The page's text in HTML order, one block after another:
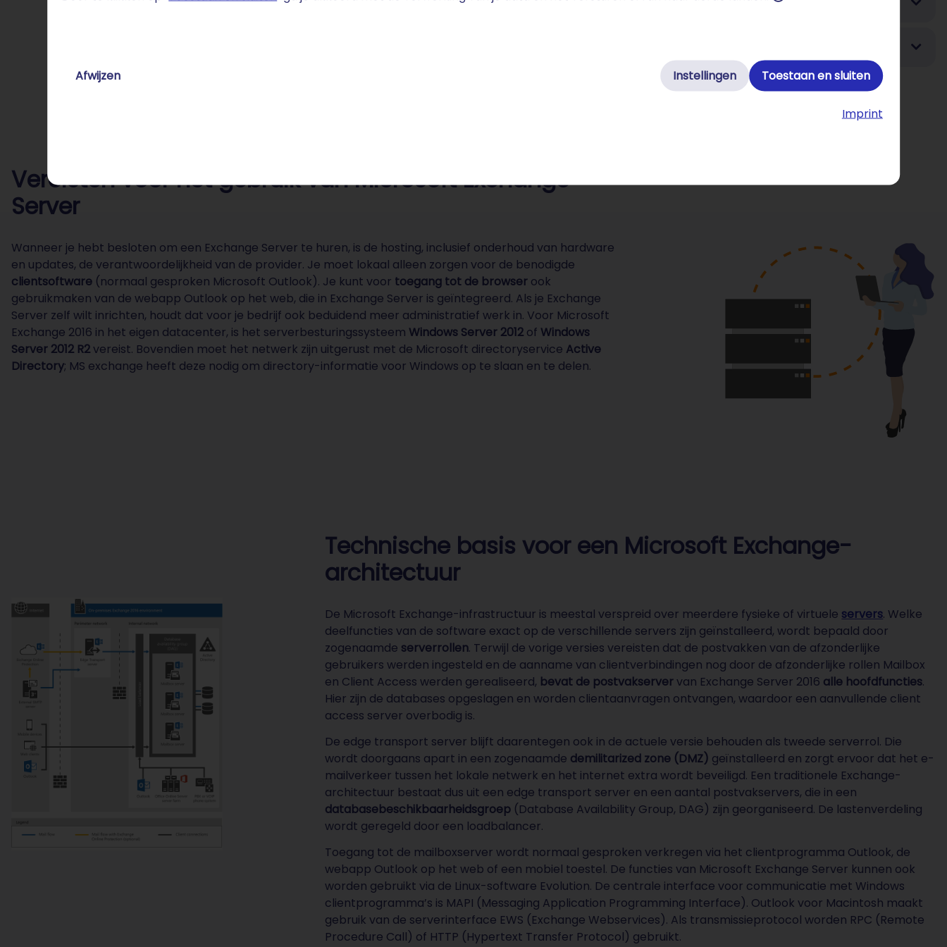
Afwijzen Instellingen Toestaan en sluiten
Imprint
Vereisten voor het gebruik van Microsoft Exchange
Server
Wanneer je hebt besloten om een Exchange Server te huren, is de hosting, inclusief onderhoud van hardware
en updates, de verantwoordelijkheid van de provider. Je moet lokaal alleen zorgen voor de benodigde
clientsoftware (normaal gesproken Microsoft Outlook). Je kunt voor toegang tot de browser ook
gebruikmaken van de webapp Outlook op het web, die in Exchange Server is geïntegreerd. Als je Exchange
Server zelf wilt inrichten, houdt dat voor je bedrijf ook beduidend meer administratief werk in. Voor Microsoft
Exchange 2016 in het eigen datacenter, is het serverbesturingssysteem Windows Server 2012 of Windows
Server 2012 R2vereist. Bovendien moet het netwerk zijn uitgerust met de Microsoft directoryservice Active
Directory; MS exchange heeft deze nodig om directory-informatie voor Windows op te slaan en te delen.
Technische basis voor een Microsoft Exchange-
architectuur
De Microsoft Exchange-infrastructuur is meestal verspreid over meerdere fysieke of virtuele servers. Welke
deelfuncties van de software exact op de verschillende servers zijn geïnstalleerd, wordt bepaald door
zogenaamde serverrollen. Terwijl de vorige versies vereisten dat de postvakken van de afzonderlijke
gebruikers werden ingesteld en de aanname van clientverbindingen nog door de afzonderlijke rollen Mailbox
en Client Access werden gerealiseerd, bevat de postvakservervan Exchange Server 2016 alle hoofdfuncties.
Hier zijn de databases opgeslagen en worden clientaanvragen ontvangen, waardoor een aanvullende client
access server overbodig is.
De edge transport server blijft daarentegen ook in de actuele versie behouden als tweede serverrol. Die
wordt doorgaans apart in een zogenaamde demilitarized zone (DMZ) geïnstalleerd en zorgt ervoor dat het e-
mailverkeer tussen het lokale netwerk en het internet extra wordt beveiligd. Een traditionele Exchange-
architectuur bestaat dus uit een edge transport server en een aantal postvakservers, die in een
databasebeschikbaarheidsgroep (Database Availability Group, DAG) zijn georganiseerd. De lastenverdeling
wordt geregeld door een loadbalancer.
Toegang tot de mailboxserver wordt normaal gesproken verkregen via het clientprogramma Outlook, de
webapp Outlook op het web of een mobiel toestel. De functies van Microsoft Exchange Server kunnen ook
worden gebruikt via de Linux-software Evolution. De centrale interface voor communicatie met Windows
clientprogramma’s is MAPI (Messaging Application Programming Interface). Outlook voor Macintosh maakt
gebruik van de serverinterface EWS (Exchange Webservices). Als transmissieprotocol worden RPC (Remote
Procedure Call) of HTTP (Hypertext Transfer Protocol) gebruikt.